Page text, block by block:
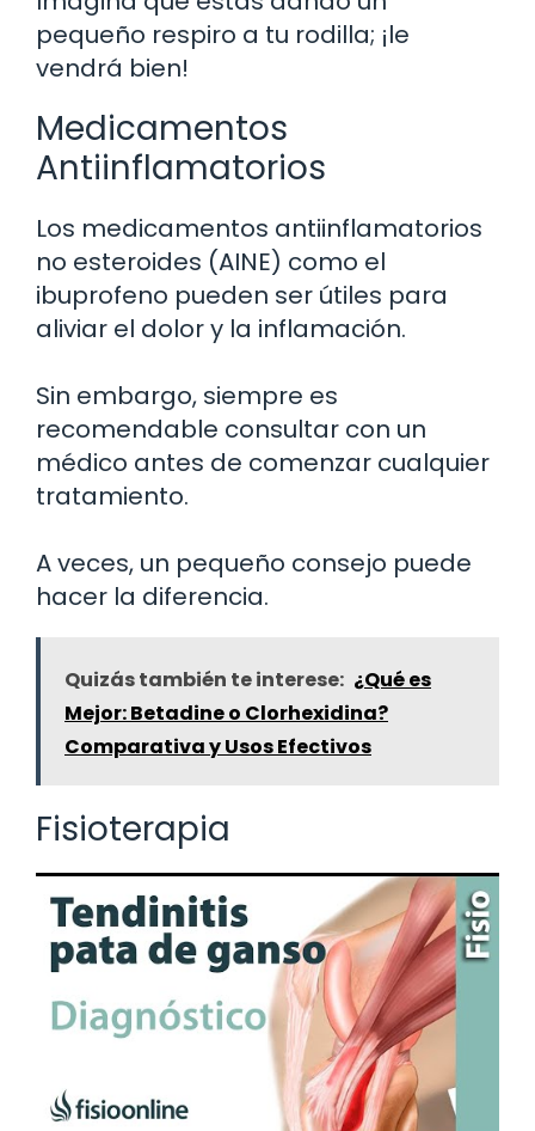
pequeño respiro a tu rodilla; ¡le
vendrá bien!
Medicamentos
Antiinflamatorios
Los medicamentos antiinflamatorios
no esteroides (AINE) como el
ibuprofeno pueden ser útiles para
aliviar el dolor y la inflamación.
Sin embargo, siempre es
recomendable consultar con un
médico antes de comenzar cualquier
tratamiento.
A veces, un pequeño consejo puede
hacer la diferencia.
Quizás también te interese: ¿Qué es
Mejor: Betadine o Clorhexidina?
Comparativa y Usos Efectivos
Fisioterapia